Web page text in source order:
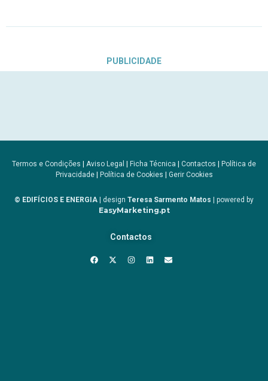
PUBLICIDADE
Termos e Condições | Aviso Legal | Ficha Técnica | Contactos | Política de
Privacidade| Política de Cookies | Gerir Cookies
© EDIFÍCIOS E ENERGIA | design Teresa Sarmento Matos | powered by
EasyMarketing.pt
Contactos